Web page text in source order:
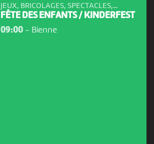
JEUX, BRICOLAGES, SPECTACLES,...
FÊTE DES ENFANTS / KINDERFEST
09:00- Bienne